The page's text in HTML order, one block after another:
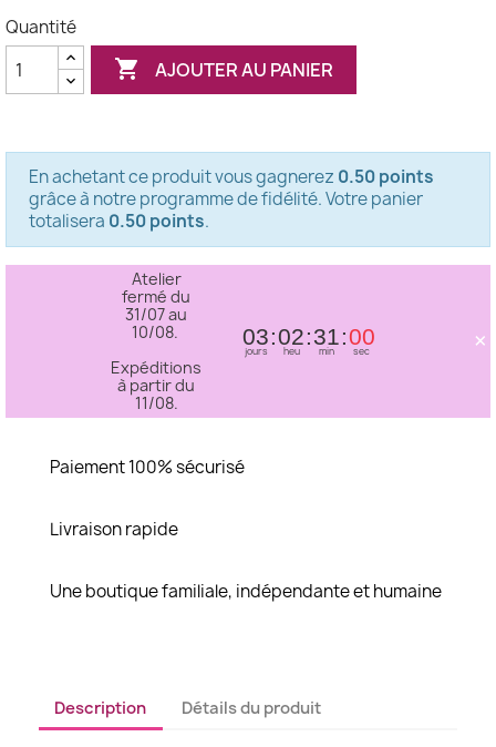
Quantité
 AJOUTER AU PANIER
En achetant ce produit vous gagnerez 0.50 points
grâce à notre programme de fidélité. Votre panier
totalisera 0.50 points.
Atelier
fermé du
31/07 au
10/08.
Expéditions
à partir du
11/08.
03
jours
02
heu
30
min
59
sec ×
Paiement 100% sécurisé
Livraison rapide
Une boutique familiale, indépendante et humaine
Description Détails du produit